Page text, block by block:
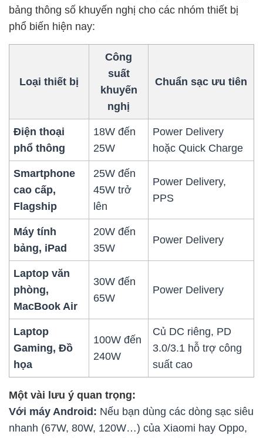
bảng thông số khuyến nghị cho các nhóm thiết bị
phổ biến hiện nay:
Loại thiết bị
Công
suất
khuyến
nghị
Chuẩn sạc ưu tiên
Điện thoại
phổ thông
18W đến
25W
Power Delivery
hoặc Quick Charge
Smartphone
cao cấp,
Flagship
25W đến
45W trở
lên
Power Delivery,
PPS
Máy tính
bảng, iPad
20W đến
35W
Power Delivery
Laptop văn
phòng,
MacBook Air
30W đến
65W
Power Delivery
Laptop
Gaming, Đồ
họa
100W đến
240W
Củ DC riêng, PD
3.0/3.1 hỗ trợ công
suất cao
Một vài lưu ý quan trọng:
Với máy Android: Nếu bạn dùng các dòng sạc siêu
nhanh (67W, 80W, 120W…) của Xiaomi hay Oppo,